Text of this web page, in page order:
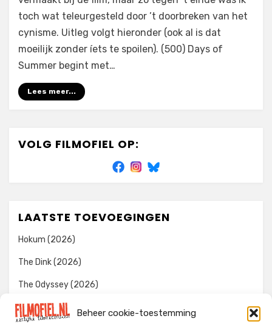
Beheer cookie-toestemming
toch wat teleurgesteld door ’t doorbreken van het
cynisme. Uitleg volgt hieronder (ook al is dat
moeilijk zonder íets te spoilen). (500) Days of
Summer begint met…
Lees meer...
VOLG FILMOFIEL OP:
LAATSTE TOEVOEGINGEN
Hokum (2026)
The Dink (2026)
The Odyssey (2026)
Evil Dead Burn (2026)